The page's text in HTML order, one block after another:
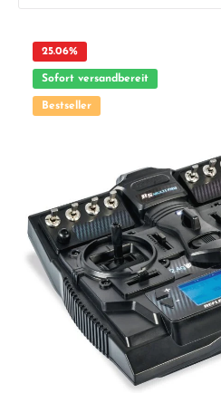
25.06%
Sofort versandbereit
Bestseller